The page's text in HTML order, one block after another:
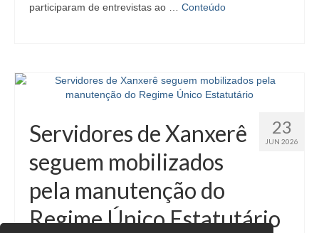
participaram de entrevistas ao … Conteúdo
23
JUN 2026
Servidores de Xanxerê
seguem mobilizados
pela manutenção do
Regime Único Estatutário